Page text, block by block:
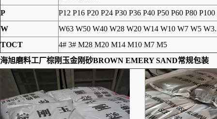
P
P12 P16 P20 P24 P30 P36 P40 P50 P60 P80
W
W63 W50 W40 W28 W20 W14 W10 W7 W5
TOCT
4# 3# M28 M20 M14 M10 M7 M5
海旭磨料工厂棕刚玉金刚砂BROWN EMERY SAND常规包装